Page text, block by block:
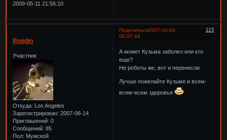
2009-05-11 21:56:10
Поделиться 115
2007-10-04
00:07:44
Rogdin
Участник
Откуда: Los Angeles
Зарегистрирован: 2007-06-14
Приглашений: 0
Сообщений: 85
Пол: Мужской
А может Кузьма заболел или кто
еще?
Не роботы же, вот и перенесли.
Лучше пожелайте Кузьме и всем-
всем-всем здоровья